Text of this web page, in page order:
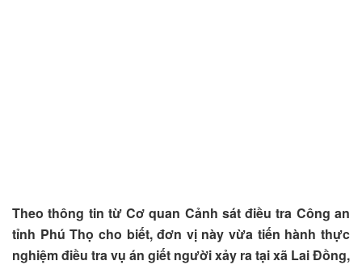
Theo thông tin từ Cơ quan Cảnh sát điều tra Công an
tỉnh Phú Thọ cho biết, đơn vị này vừa tiến hành thực
nghiệm điều tra vụ án giết người xảy ra tại xã Lai Đồng,